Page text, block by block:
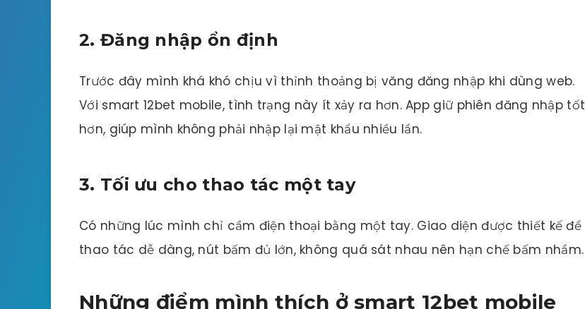
2. Đăng nhập ổn định
Trước đây mình khá khó chịu vì thỉnh thoảng bị văng đăng nhập khi dùng web.
Với smart 12bet mobile, tình trạng này ít xảy ra hơn. App giữ phiên đăng nhập tốt
hơn, giúp mình không phải nhập lại mật khẩu nhiều lần.
3. Tối ưu cho thao tác một tay
Có những lúc mình chỉ cầm điện thoại bằng một tay. Giao diện được thiết kế để
thao tác dễ dàng, nút bấm đủ lớn, không quá sát nhau nên hạn chế bấm nhầm.
Những điểm mình thích ở smart 12bet mobile